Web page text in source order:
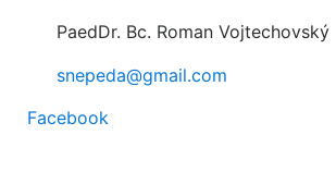
PaedDr. Bc. Roman Vojtechovský
snepeda@gmail.com
Facebook